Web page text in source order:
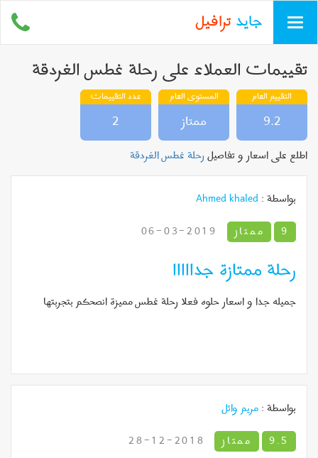
Toggle
navigation
جايدترافيل
تقييمات العملاء على رحلة غطس الغردقة
التقييم العام
9.2
المستوى العام
ممتاز
عدد التقييمات
2
اطلع على اسعار و تفاصيلرحلة غطس الغردقة
بواسطة :Ahmed khaled
9
ممتاز 2019-03-06
رحلة ممتازة جدااااا
جميله جدا و اسعار حلوه فعلا رحلة غطس مميزة انصحكم بتجربتها
بواسطة :مريم وائل
9.5
ممتاز 2018-12-28